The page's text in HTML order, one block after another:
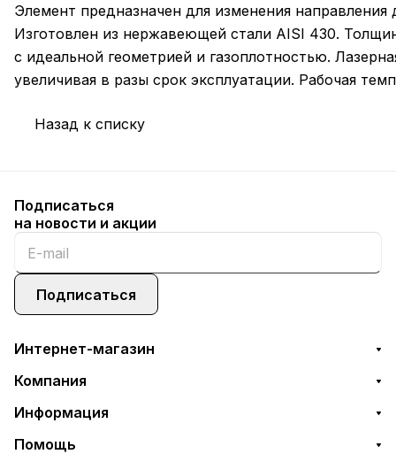
Элемент предназначен для изменения
Изготовлен из нержавеющей стали AISI 430.
с идеальной геометрией и газоплотностью.
увеличивая в разы срок эксплуатации. Рабочая
Назад к списку
Подписаться
на новости и акции
Подписаться
Интернет-магазин
Компания
Информация
Помощь